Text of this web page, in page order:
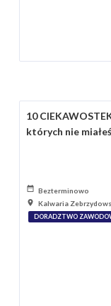
10
których nie
Bezterminowo
Kalwaria
DORADZTWO